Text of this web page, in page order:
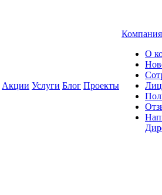
Акции Услуги Блог Проекты
Компания
О